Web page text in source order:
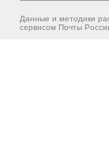
Данные и методики
сервисом Почты